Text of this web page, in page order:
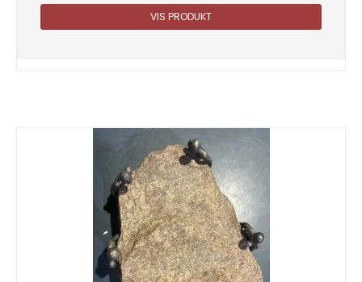
VIS PRODUKT